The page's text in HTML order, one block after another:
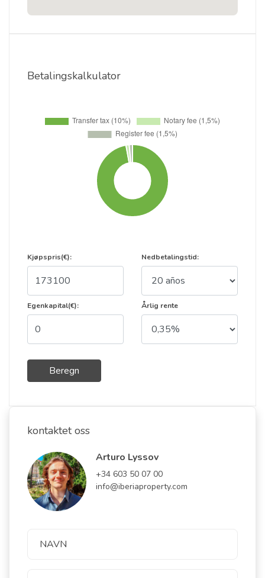
Betalingskalkulator
Kjøpspris(€):
Egenkapital(€):
Beregn
Nedbetalingstid:
Årlig rente
kontaktet oss
Arturo Lyssov
+34 603 50 07 00
info@iberiaproperty.com